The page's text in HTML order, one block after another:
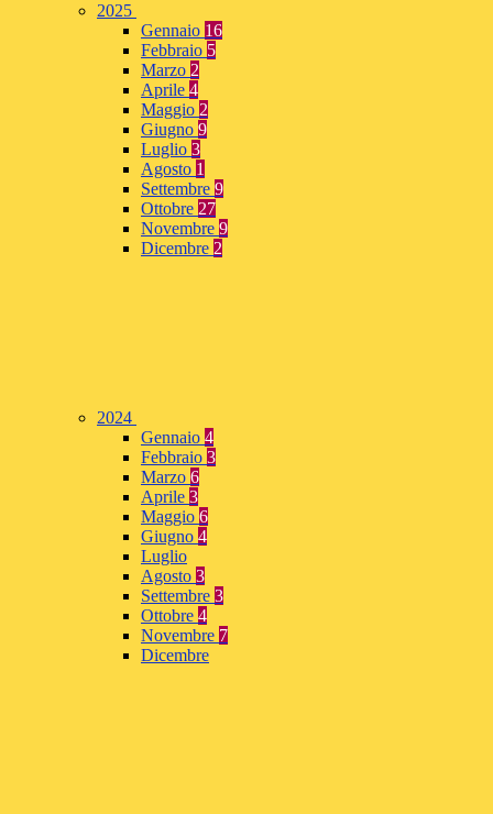
2025
Gennaio 16
Febbraio 5
Marzo 2
Aprile 4
Maggio 2
Giugno 9
Luglio 3
Agosto 1
Settembre 9
Ottobre 27
Novembre 9
Dicembre 2
2024
Gennaio 4
Febbraio 3
Marzo 6
Aprile 3
Maggio 6
Giugno 4
Luglio
Agosto 3
Settembre 3
Ottobre 4
Novembre 7
Dicembre